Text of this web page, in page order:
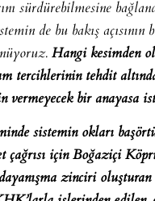
sürdürebilmesine
de bu bakış açısının
Hangi kesimden
tercihlerinin tehdit
vermeyecek bir anayasa
sistemin okları
çağrısı için Boğaziçi
zinciri